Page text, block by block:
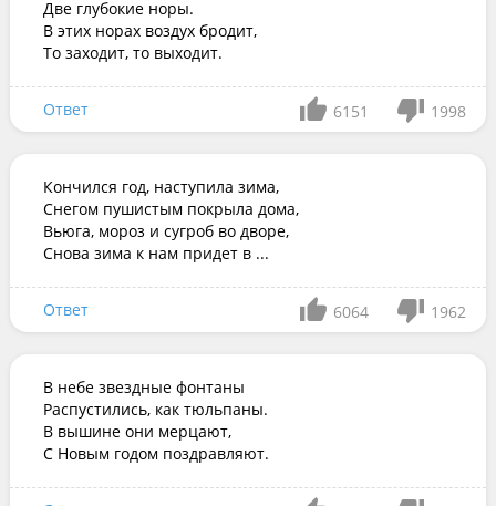
Две глубокие норы.
В этих норах воздух бродит,
То заходит, то выходит.
Ответ 6151 1998
Кончился год, наступила зима,
Снегом пушистым покрыла дома,
Вьюга, мороз и сугроб во дворе,
Снова зима к нам придет в ...
Ответ 6064 1962
В небе звездные фонтаны
Распустились, как тюльпаны.
В вышине они мерцают,
С Новым годом поздравляют.